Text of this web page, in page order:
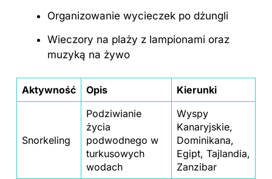
Organizowanie wycieczek po dżungli
Wieczory na plaży z lampionami oraz
muzyką na żywo
Aktywność Opis Kierunki
Snorkeling
Podziwianie
życia
podwodnego w
turkusowych
wodach
Wyspy
Kanaryjskie,
Dominikana,
Egipt, Tajlandia,
Zanzibar